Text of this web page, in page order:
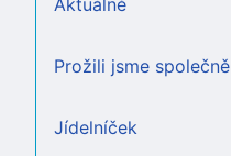
Aktuálně
Prožili jsme společně
Jídelníček